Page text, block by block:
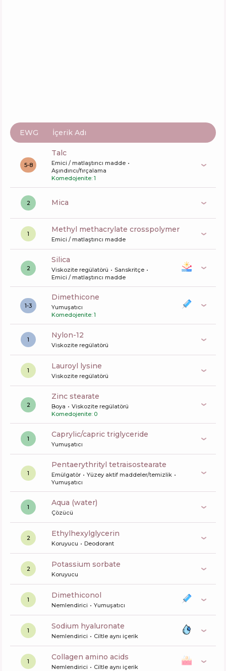
EWG İçerik Adı
5-8
talc
Emici / matlaştırıcı madde
Aşındırıcı/fırçalama
Komedojenite: 1
2 mica
1 methyl methacrylate crosspolymer
Emici / matlaştırıcı madde
2
silica
Viskozite regülatörü
Sanskritçe
Emici / matlaştırıcı madde
1-3
dimethicone
Yumuşatıcı
Komedojenite: 1
1 nylon-12
Viskozite regülatörü
1 lauroyl lysine
Viskozite regülatörü
2
zinc stearate
Boya
Viskozite regülatörü
Komedojenite: 0
1 caprylic/capric triglyceride
Yumuşatıcı
1
pentaerythrityl tetraisostearate
Emülgatör
Yüzey aktif maddeler/temizlik
Yumuşatıcı
1 aqua (water)
Çözücü
2 ethylhexylglycerin
Koruyucu Deodorant
2 potassium sorbate
Koruyucu
1 dimethiconol
Nemlendirici Yumuşatıcı
1 sodium hyaluronate
Nemlendirici Ciltle aynı içerik
1 collagen amino acids
Nemlendirici Ciltle aynı içerik